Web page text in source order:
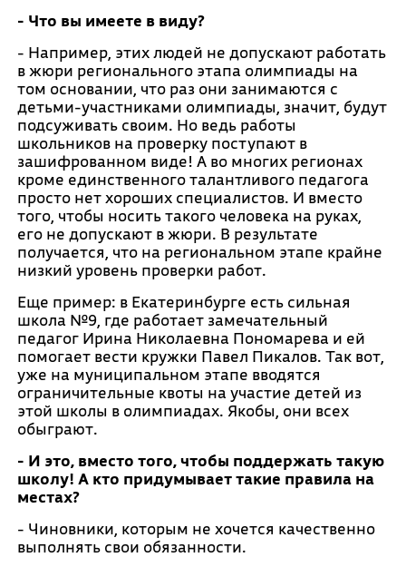
- Что вы имеете в виду?
- Например, этих людей не допускают работать
в жюри регионального этапа олимпиады на
том основании, что раз они занимаются с
детьми-участниками олимпиады, значит, будут
подсуживать своим. Но ведь работы
школьников на проверку поступают в
зашифрованном виде! А во многих регионах
кроме единственного талантливого педагога
просто нет хороших специалистов. И вместо
того, чтобы носить такого человека на руках,
его не допускают в жюри. В результате
получается, что на региональном этапе крайне
низкий уровень проверки работ.
Еще пример: в Екатеринбурге есть сильная
школа №9, где работает замечательный
педагог Ирина Николаевна Пономарева и ей
помогает вести кружки Павел Пикалов. Так вот,
уже на муниципальном этапе вводятся
ограничительные квоты на участие детей из
этой школы в олимпиадах. Якобы, они всех
обыграют.
- И это, вместо того, чтобы поддержать такую
школу! А кто придумывает такие правила на
местах?
- Чиновники, которым не хочется качественно
выполнять свои обязанности.